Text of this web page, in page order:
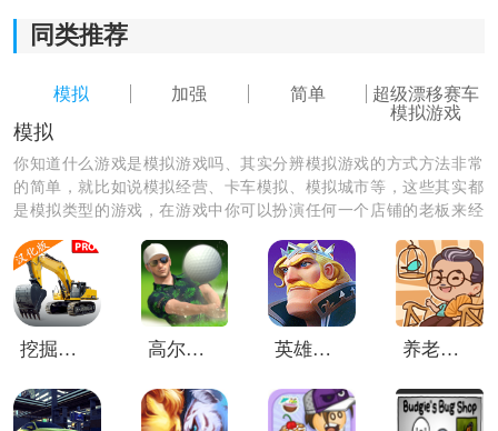
《超级漂移内置菜单》玩法介绍：
1.每一次在控制赛车的时候，所有赛车的方向都需要把握
好。
同类推荐
模拟 加强 简单
超级漂移赛车
模拟游戏
模拟
你知道什么游戏是模拟游戏吗、其实分辨模拟游戏的方式方法非常
的简单，就比如说模拟经营、卡车模拟、模拟城市等，这些其实都
是模拟类型的游戏，在游戏中你可以扮演任何一个店铺的老板来经
挖掘机模拟器重制版 高尔夫之王世界巡回赛 英雄之冠 养老院模拟器手机版